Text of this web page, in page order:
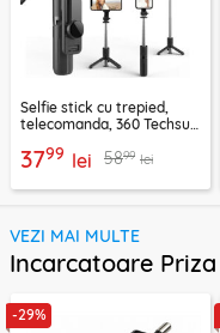
Selfie stick cu trepied,
telecomanda, 360 Techsuit
3799 lei 5899 lei
VEZI MAI MULTE
Incarcatoare Priza
-29%